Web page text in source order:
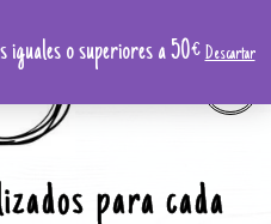
para cada
iguales o superiores a 50€Descartar